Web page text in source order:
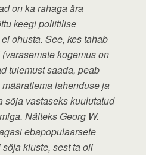
on ka rahaga ära
keegi poliitilise
ohusta. See, kes tahab
kogemus on
tulemust saada, peab
lahenduse ja
sõja vastaseks kuulutatud
Näiteks Georg W.
ebapopulaarsete
kiuste, sest ta oli